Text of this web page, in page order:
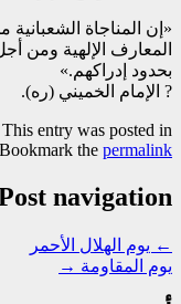
«إن المناجاة
المعارف الإلهية ومن
بحدود إدراكهم.»
? الإمام الخميني (ره).
This entry was posted in
Bookmark the permalink
navigation
← يوم الهلال الأحمر
يوم المقاومة →